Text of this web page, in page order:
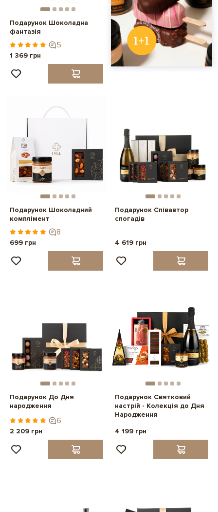
Подарунок Шоколадна
фантазія
5
1 369 грн
Подарунок Шоколадний
комплімент
8
699 грн
Подарунок Співавтор
спогадів
4 619 грн
Подарунок До Дня
народження
6
2 209 грн
Подарунок Святковий
настрій - Колекція до Дня
Народження
4 199 грн